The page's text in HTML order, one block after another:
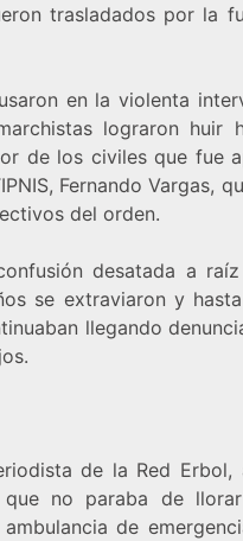
trasladados por la
en la violenta
lograron huir
de los civiles que fue
Fernando Vargas,
del orden.
desatada a
se extraviaron y
llegando
de la Red
que no paraba de
de